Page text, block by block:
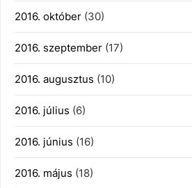
2016. október (30)
2016. szeptember (17)
2016. augusztus (10)
2016. július (6)
2016. június (16)
2016. május (18)